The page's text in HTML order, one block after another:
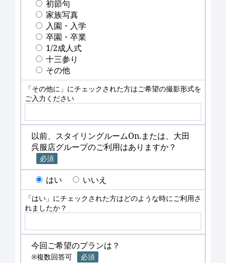
初節句
家族写真
入園・入学
卒園・卒業
1/2成人式
十三参り
その他
「その他に」にチェックされた方はご希望の撮影形式を
ご入力ください
以前、スタイリングルームOn.または、大田
呉服店グループのご利用はありますか？
必須
はい いいえ
「はい」にチェックされた方はどのような時にご利用さ
れましたか？
今回ご希望のプランは？
※複数回答可 必須